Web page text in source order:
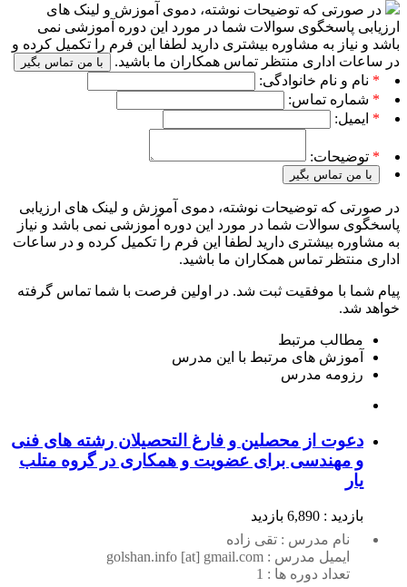
در صورتی که توضیحات نوشته، دموی آموزش و لینک های
ارزیابی پاسخگوی سوالات شما در مورد این دوره آموزشی نمی
باشد و نیاز به مشاوره بیشتری دارید لطفا این فرم را تکمیل کرده و
در ساعات اداری منتظر تماس همکاران ما باشید.
با من تماس بگیر
* نام و نام خانوادگی:
* شماره تماس:
* ایمیل:
* توضیحات:
با من تماس بگیر
در صورتی که توضیحات نوشته، دموی آموزش و لینک های ارزیابی
پاسخگوی سوالات شما در مورد این دوره آموزشی نمی باشد و نیاز
به مشاوره بیشتری دارید لطفا این فرم را تکمیل کرده و در ساعات
اداری منتظر تماس همکاران ما باشید.
پیام شما با موفقیت ثبت شد. در اولین فرصت با شما تماس گرفته
خواهد شد.
مطالب مرتبط
آموزش های مرتبط با این مدرس
رزومه مدرس
دعوت از محصلین و فارغ التحصیلان رشته های فنی
و مهندسی برای عضویت و همکاری در گروه متلب
یار
بازدید : 6,890 بازدید
نام مدرس : تقی زاده
ایمیل مدرس : golshan.info [at] gmail.com
تعداد دوره ها : 1